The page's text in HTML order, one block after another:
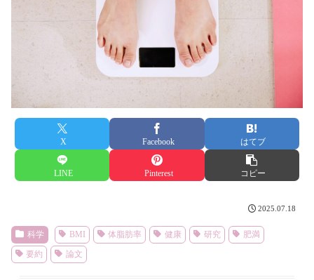
X Facebook はてブ
LINE Pinterest コピー
2025.07.18
科学 BMI 体脂肪率 健康 研究
肥満
要約
論文